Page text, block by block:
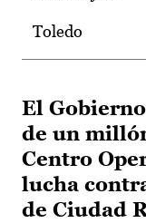
Toledo
El
de un
Centro
lucha
de Ciudad